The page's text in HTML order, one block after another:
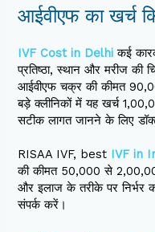
आईवीएफ का खर्च
IVF Cost in Delhi कई
प्रतिष्ठा, स्थान और मरीज की
आईवीएफ चक्र की कीमत
बड़े क्लीनिकों में यह खर्च
सटीक लागत जानने के लिए
RISAA IVF, best IVF in
की कीमत ₹50,000 से
और इलाज के तरीके पर निर्भर
संपर्क करें।